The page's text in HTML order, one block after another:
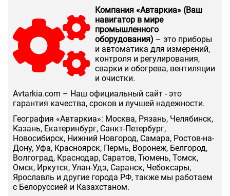
Компания «Автаркиа» (Ваш
навигатор в мире
промышленного
оборудования) – это приборы
и автоматика для измерений,
контроля и регулирования,
сварки и обогрева, вентиляции
и очистки.
Аvtarkia.com – Наш официальный сайт - это
гарантия качества, сроков и лучшей надежности.
География «Автаркиа»: Москва, Рязань, Челябинск,
Казань, Екатеринбург, Санкт-Петербург,
Новосибирск, Нижний Новгород, Самара, Ростов-на-
Дону, Уфа, Красноярск, Пермь, Воронеж, Белгород,
Волгоград, Краснодар, Саратов, Тюмень, Томск,
Омск, Иркутск, Улан-Удэ, Саранск, Чебоксары,
Ярославль и другие города РФ, также мы работаем
с Белоруссией и Казахстаном.